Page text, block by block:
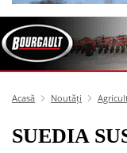
Acasă Noutăți
SUEDIA